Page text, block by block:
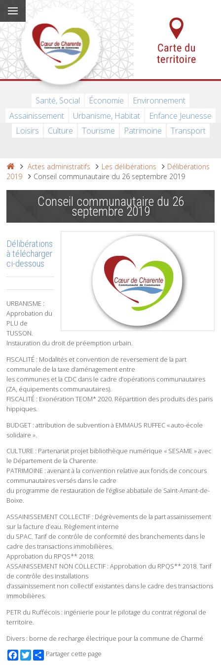
Santé, Social Économie
Environnement
Assainissement
Urbanisme, Habitat
Enfance Jeunesse
Loisirs
Culture Tourisme Patrimoine Transport
Actes administratifs Les délibérations
Délibérations
2019
Conseil communautaire du 26 septembre 2019
Conseil communautaire du 26
septembre 2019
Délibérations
à télécharger
ci-dessous
URBANISME :
Approbation du
PLU de
TUSSON.
Instauration du droit de préemption urbain.
FISCALITÉ : Modalités et convention de reversement de la part
communale de la taxe d’aménagement entre
les communes et la CDC dans le cadre d’opérations communautaires
(ZA, équipements communautaires).
FISCALITÉ : Exonération TEOM* 2020. Répartition des produits des paris
hippiques.
BUDGET : attribution de subvention à EMMAUS RUFFEC « auto-école
solidaire ».
CULTURE : Partenariat projet bibliothèque numérique « SESAME » avec
le Département de la Charente.
PATRIMOINE : avenant à la convention relative aux fonds de concours
communautaires versés dans le cadre
du programme de restauration de l’église abbatiale de Saint-Amant-de-
Boixe.
ASSAINISSEMENT COLLECTIF : Dégrèvements de la part assainissement
sur la facture d’eau. Règlement interne
du SPAC. Tarif de contrôle de conformité des branchements dans le
cadre des transactions immobilières.
Approbation du RPQS** 2018.
ASSAINISSEMENT NON COLLECTIF : Approbation du RPQS** 2018. Tarif
de contrôle des installations
d’assainissement non collectif existantes dans le cadre des transactions
immobilières.
PETR du Ruffécois : ingénierie pour le pilotage du contrat régional de
territoire.
Divers : borne de recharge électrique pour la commune de Charmé
Facebook
TwitterPartager cette page